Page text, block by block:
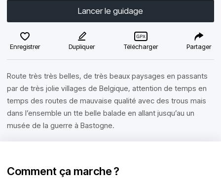
Lancer le guidage
Enregistrer Dupliquer Télécharger Partager
Route très très belles, de très beaux paysages en passants
par de très jolie villages de Belgique, attention de temps en
temps des routes de mauvaise qualité avec des trous mais
dans l’ensemble un tte belle balade en allant jusqu’au un
musée de la guerre à Bastogne.
Comment ça marche ?